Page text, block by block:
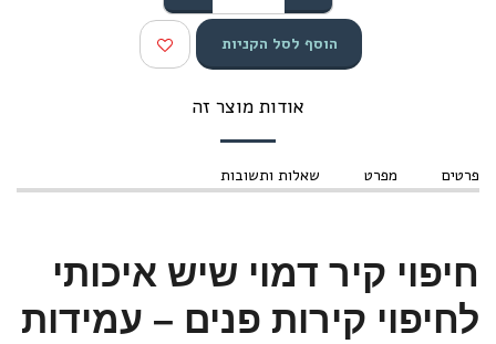
הוסף לסל הקניות
אודות מוצר זה
פרטים מפרט שאלות ותשובות
חיפוי קיר דמוי שיש איכותי
לחיפוי קירות פנים – עמידות